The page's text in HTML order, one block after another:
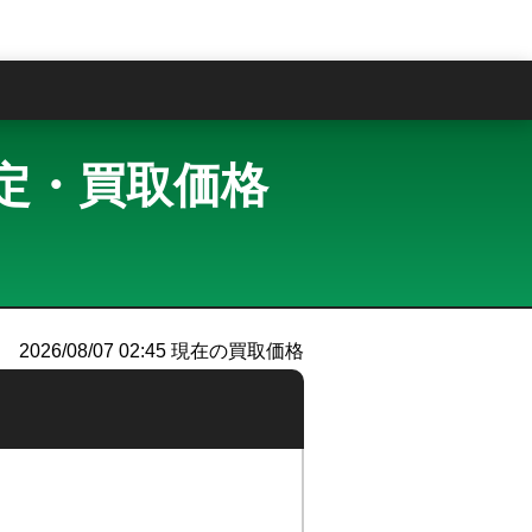
・買取価格
2026/08/07 02:45 現在の買取価格